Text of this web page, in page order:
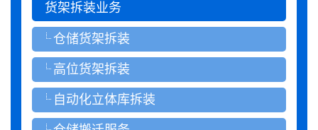
货架拆装业务
仓储货架拆装
高位货架拆装
自动化立体库拆装